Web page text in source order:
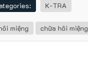
K-TRA
miệng chữa hôi miệng